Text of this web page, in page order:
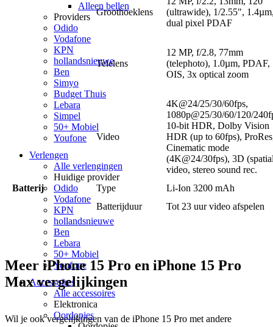
Alleen bellen
Providers
Odido
Vodafone
KPN
hollandsnieuwe
Ben
Simyo
Budget Thuis
Lebara
Simpel
50+ Mobiel
Youfone
Verlengen
Alle verlengingen
Huidige provider
Odido
Vodafone
KPN
hollandsnieuwe
Ben
Lebara
50+ Mobiel
Youfone
Accessoires
Alle accessoires
Elektronica
Oordopjes
Groothoeklens
(ultrawide), 1/2.55",
dual pixel PDAF
Telelens
12 MP, f/2.8, 77mm
(telephoto), 1.0µm, PDAF,
OIS, 3x optical zoom
Video
4K@24/25/30/60fps,
1080p@25/30/60/120/
10-bit HDR, Dolby Vision
HDR (up to 60fps),
Cinematic mode
(4K@24/30fps), 3D
video, stereo sound rec.
Batterij
Type
Li-Ion 3200 mAh
Batterijduur
Tot 23 uur video afspelen
Meer iPhone 15 Pro en iPhone 15 Pro
Max vergelijkingen
Wil je ook vergelijkingen van de iPhone 15 Pro met andere